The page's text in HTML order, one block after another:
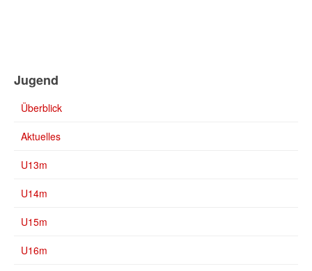
Jugend
Überblick
Aktuelles
U13m
U14m
U15m
U16m